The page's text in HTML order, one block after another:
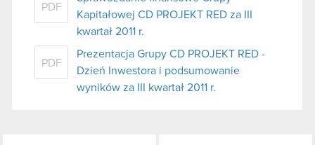
PDF
Kapitałowej CD PROJEKT RED za III
kwartał 2011 r.
PDF
Prezentacja Grupy CD PROJEKT RED -
Dzień Inwestora i podsumowanie
wyników za III kwartał 2011 r.